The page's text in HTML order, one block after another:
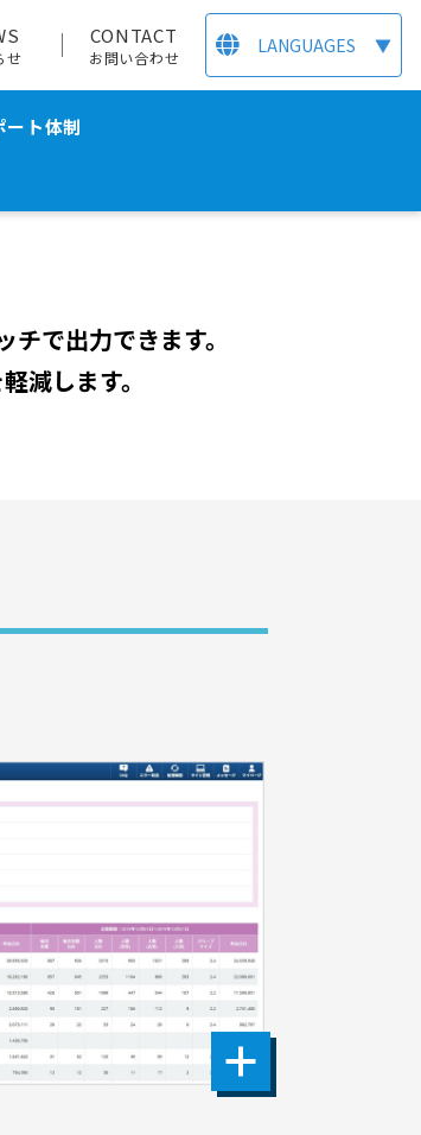
せ
CONTACT
お問い合わせ
LANGUAGES ▼
ート体制
で出力できます。
減します。